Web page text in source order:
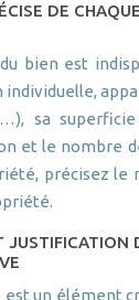
DE
bien est
individuelle,
sa
et le nombre
précisez le
JUSTIFICATION
un élément